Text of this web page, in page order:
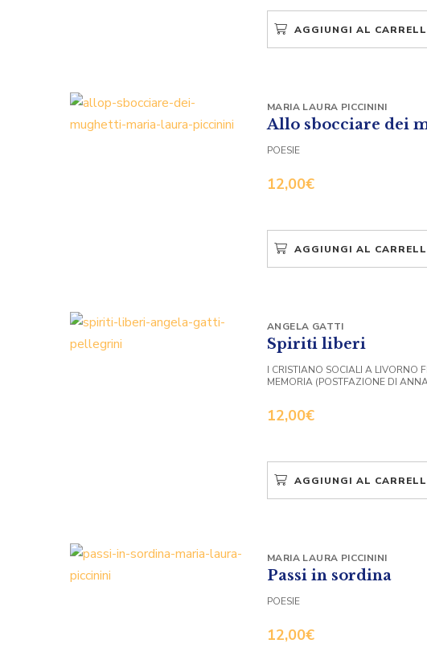
AGGIUNGI AL
Allo sbocciare dei
12,00€
MARIA LAURA PICCININI
POESIE
AGGIUNGI AL
Spiriti liberi
12,00€
ANGELA GATTI
I CRISTIANO SOCIALI A LIVORNO
MEMORIA (POSTFAZIONE DI
AGGIUNGI AL
Passi in sordina
12,00€
MARIA LAURA PICCININI
POESIE